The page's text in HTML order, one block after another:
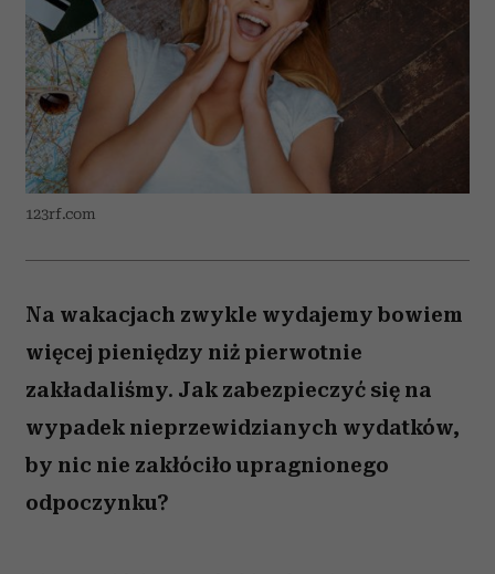
123rf.com
Na wakacjach zwykle wydajemy bowiem
więcej pieniędzy niż pierwotnie
zakładaliśmy. Jak zabezpieczyć się na
wypadek nieprzewidzianych wydatków,
by nic nie zakłóciło upragnionego
odpoczynku?